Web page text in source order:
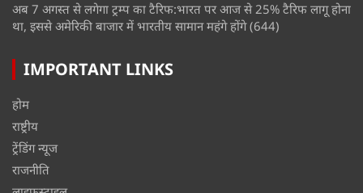
अब 7 अगस्त से लगेगा ट्रम्प का टैरिफ:भारत पर आज से 25% टैरिफ लागू होना
था, इससे अमेरिकी बाजार में भारतीय सामान महंगे होंगे (644)
IMPORTANT LINKS
होम
राष्ट्रीय
ट्रेंडिंग न्यूज
राजनीति